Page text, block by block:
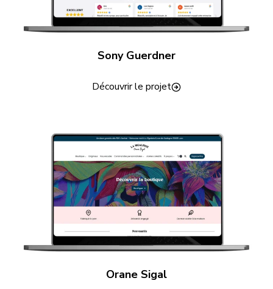
Sony Guerdner
Découvrir le projet
Orane Sigal